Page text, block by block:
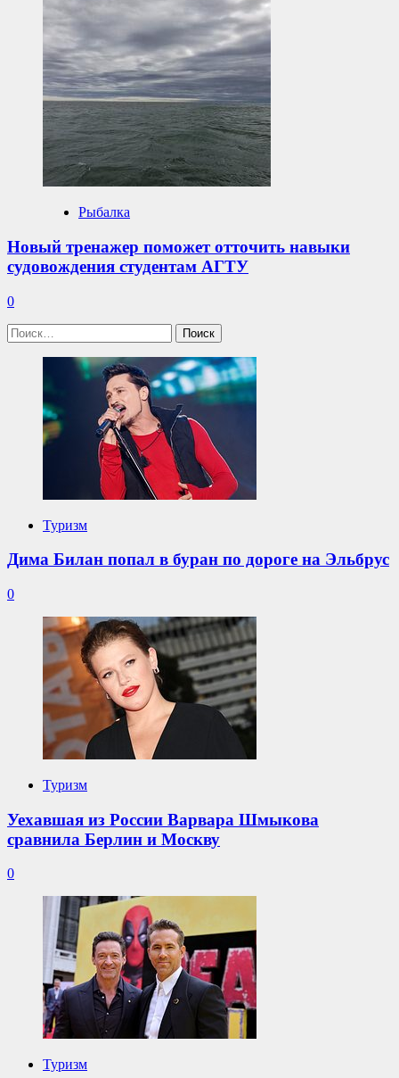
Рыбалка
Новый тренажер поможет отточить навыки
судовождения студентам АГТУ
0
Найти:
Туризм
Дима Билан попал в буран по дороге на Эльбрус
0
Туризм
Уехавшая из России Варвара Шмыкова
сравнила Берлин и Москву
0
Туризм